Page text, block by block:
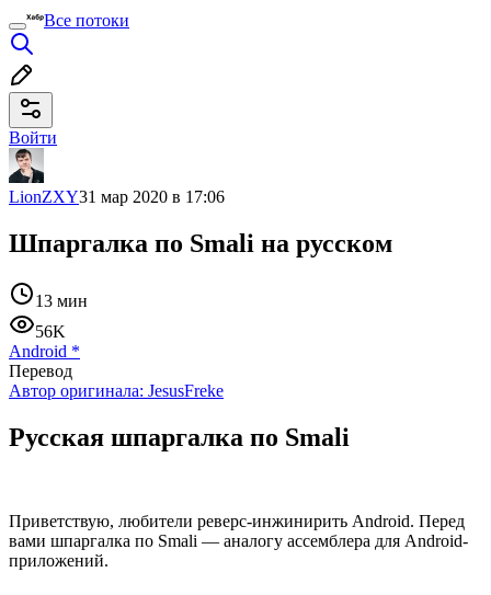
Все потоки
Войти
LionZXY31 мар 2020 в 17:06
Шпаргалка по Smali на русском
13 мин
56K
Android *
Перевод
Автор оригинала: JesusFreke
Русская шпаргалка по Smali
Приветствую, любители реверс-инжинирить Android. Перед
вами шпаргалка по Smali — аналогу ассемблера для Android-
приложений.